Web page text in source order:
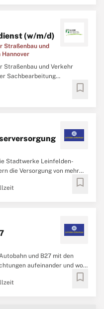
(w/m/d)
Straßenbau und
Straßenbau und Verkehr
Sachbearbeitung
Straßenbau und Verkehr ist
bookmark
Stadtwerke Leinfelden-
die Versorgung von mehr
Unternehmen, sowie die des
sind kompetenter Partner
bookmark
und B27 mit den
aufeinander und wo
Orte der Region
Team arbeiten? Die
bookmark